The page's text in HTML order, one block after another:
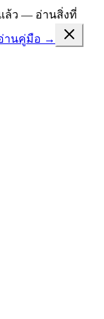
แล้ว — อ่านสิ่งที่
านคู่มือ →